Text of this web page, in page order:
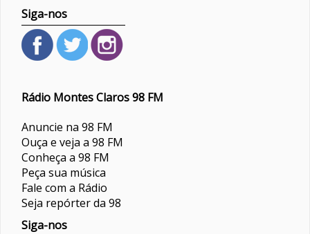
Siga-nos
Rádio Montes Claros 98 FM
Anuncie na 98 FM
Ouça e veja a 98 FM
Conheça a 98 FM
Peça sua música
Fale com a Rádio
Seja repórter da 98
Siga-nos